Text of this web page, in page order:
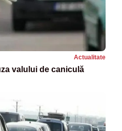
Actualitate
valului de caniculă